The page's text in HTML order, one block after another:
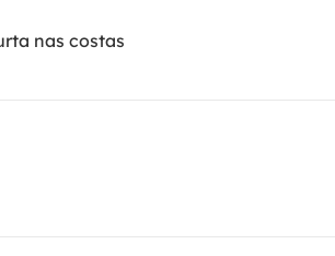
nas costas